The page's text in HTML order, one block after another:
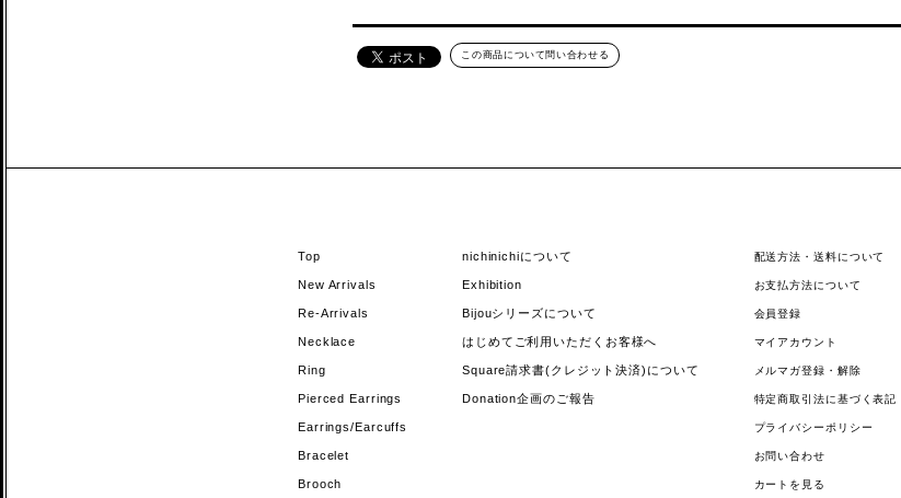
この商品について問い合わせる
Top
New Arrivals
Re-Arrivals
Necklace
Ring
Pierced Earrings
Earrings/Earcuffs
Bracelet
Brooch
nichinichiについて
Exhibition
Bijouシリーズについて
はじめてご利用いただくお客様へ
Square請求書(クレジット決済)について
Donation企画のご報告
配送方法・送料について
お支払方法について
会員登録
マイアカウント
メルマガ登録・解除
特定商取引法に基づく表記
プライバシーポリシー
お問い合わせ
カートを見る